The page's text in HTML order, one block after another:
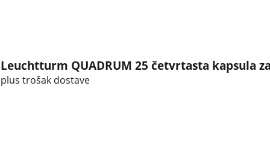
Leuchtturm QUADRUM 25 četvrtasta kapsula
plus trošak dostave